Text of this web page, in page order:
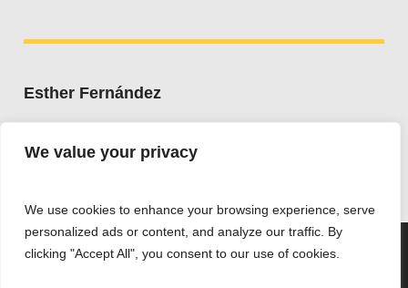
We value your privacy
We use cookies to enhance your browsing experience, serve
personalized ads or content, and analyze our traffic. By
clicking "Accept All", you consent to our use of cookies.
Esther Fernández
esther@estherfdez.es
Utilizamos cookies para ofrecerte la mejor experiencia en
nuestra web.